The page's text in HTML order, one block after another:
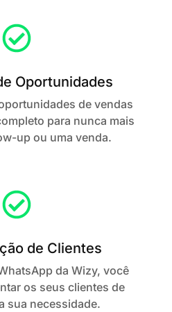
Oportunidades
de vendas
para nunca mais
up ou uma venda.
de Clientes
da Wizy, você
os seus clientes de
sua necessidade.